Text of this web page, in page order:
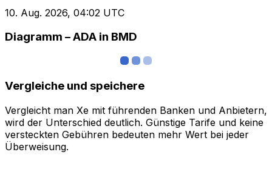
10. Aug. 2026, 04:02 UTC
Diagramm – ADA in BMD
Vergleiche und speichere
Vergleicht man Xe mit führenden Banken und Anbietern,
wird der Unterschied deutlich. Günstige Tarife und keine
versteckten Gebühren bedeuten mehr Wert bei jeder
Überweisung.